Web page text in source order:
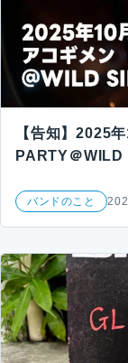
【告知】2025
PARTY＠WILD
バンドのこと